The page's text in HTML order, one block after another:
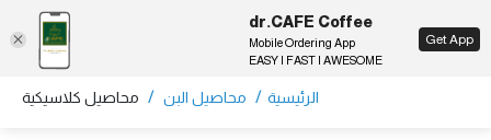
EN
الرئيسية / محاصيل البن / محاصيل كلاسيكية
dr.CAFE Coffee
Mobile Ordering App
EASY | FAST | AWESOME
Get App